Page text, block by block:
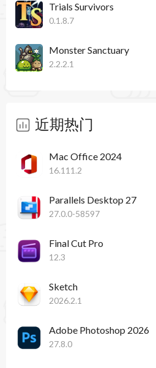
Trials Survivors
0.1.8.7
Monster Sanctuary
2.2.2.1
近期热门
Mac Office 2024
16.111.2
Parallels Desktop 27
27.0.0-58597
Final Cut Pro
12.3
Sketch
2026.2.1
Adobe Photoshop 2026
27.8.0